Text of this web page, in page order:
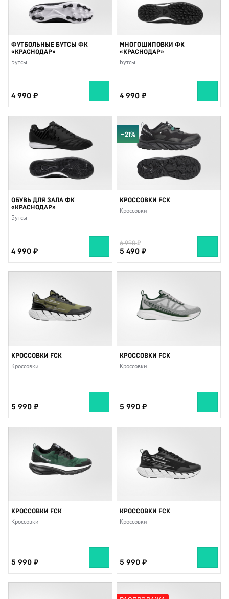
ФУТБОЛЬНЫЕ БУТСЫ ФК
«КРАСНОДАР»
Бутсы
4 990
МНОГОШИПОВКИ ФК
«КРАСНОДАР»
Бутсы
4 990
ОБУВЬ ДЛЯ ЗАЛА ФК
«КРАСНОДАР»
Бутсы
4 990
−21%
КРОССОВКИ FCK
Кроссовки
6 990
5 490
КРОССОВКИ FCK
Кроссовки
5 990
КРОССОВКИ FCK
Кроссовки
5 990
КРОССОВКИ FCK
Кроссовки
5 990
КРОССОВКИ FCK
Кроссовки
5 990